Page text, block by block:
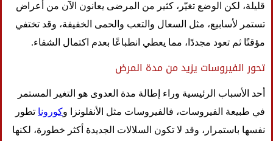
قليلة، لكن الوضع تغيّر، كثير من المرضى يعانون الآن من أعراض
تستمر لأسابيع، مثل السعال والتعب والحمى الخفيفة، وقد تختفي
مؤقتًا ثم تعود مجددًا، مما يعطي انطباعًا بعدم اكتمال الشفاء.
تحور الفيروسات يزيد من مدة المرض
أحد الأسباب الرئيسية وراء إطالة مدة العدوى هو التغير المستمر
في طبيعة الفيروسات، فالفيروسات مثل الأنفلونزا وكورونا تطور
نفسها باستمرار، وقد لا تكون السلالات الجديدة أكثر خطورة، لكنها